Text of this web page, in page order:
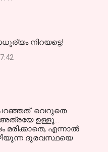
നിറയട്ടെ!
വെറുതെ
ഉള്ളൂ...
മരിക്കാതെ, എന്നാല്‍
ദുരവസ്ഥയെ